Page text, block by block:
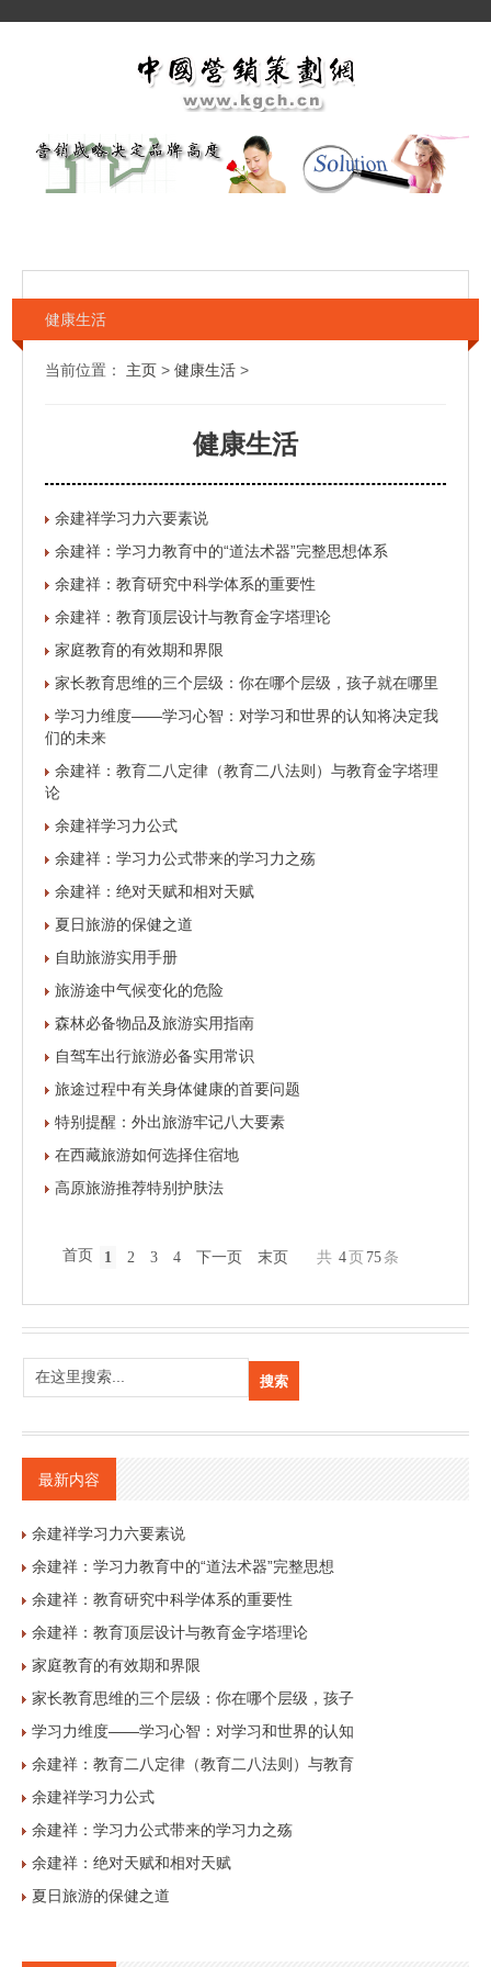
健康生活
当前位置： 主页 > 健康生活 >
健康生活
余建祥学习力六要素说
余建祥：学习力教育中的“道法术器”完整思想体系
余建祥：教育研究中科学体系的重要性
余建祥：教育顶层设计与教育金字塔理论
家庭教育的有效期和界限
家长教育思维的三个层级：你在哪个层级，孩子就在哪里
学习力维度——学习心智：对学习和世界的认知将决定我
们的未来
余建祥：教育二八定律（教育二八法则）与教育金字塔理
论
余建祥学习力公式
余建祥：学习力公式带来的学习力之殇
余建祥：绝对天赋和相对天赋
夏日旅游的保健之道
自助旅游实用手册
旅游途中气候变化的危险
森林必备物品及旅游实用指南
自驾车出行旅游必备实用常识
旅途过程中有关身体健康的首要问题
特别提醒：外出旅游牢记八大要素
在西藏旅游如何选择住宿地
高原旅游推荐特别护肤法
首页 1 2 3 4 下一页 末页 共 4 页 75 条
最新内容
余建祥学习力六要素说
余建祥：学习力教育中的“道法术器”完整思想
余建祥：教育研究中科学体系的重要性
余建祥：教育顶层设计与教育金字塔理论
家庭教育的有效期和界限
家长教育思维的三个层级：你在哪个层级，孩子
学习力维度——学习心智：对学习和世界的认知
余建祥：教育二八定律（教育二八法则）与教育
余建祥学习力公式
余建祥：学习力公式带来的学习力之殇
余建祥：绝对天赋和相对天赋
夏日旅游的保健之道